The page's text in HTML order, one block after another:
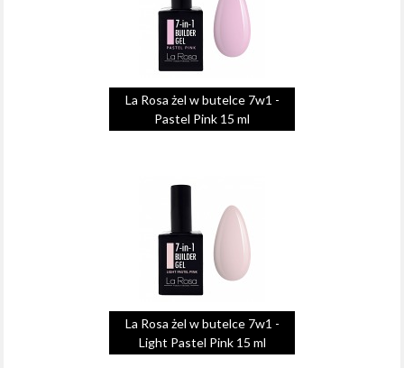
La Rosa żel w butelce 7w1 -
Pastel Pink 15 ml
La Rosa żel w butelce 7w1 -
Light Pastel Pink 15 ml